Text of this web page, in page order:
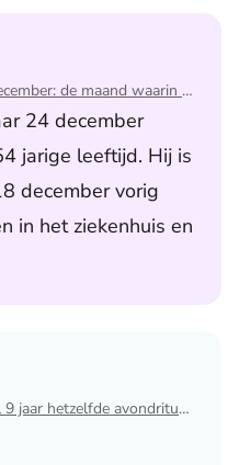
Blog Bianca | December: de maand waarin ik mijn man verloor
24 december
jarige leeftijd. Hij is
december vorig
in het ziekenhuis en
| December: de maand
Blog Jurgen | Al 9 jaar hetzelfde avondritueel
| Al 9 jaar hetzelfde